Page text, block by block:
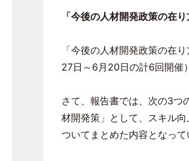
「今後の人材開発政策の在
「今後の人材開発政策の在
27日～ 6 月 20日の計6回開催
さて、報告書では、次の3つ
材開発策」として、スキル
ついてまとめた内容となっ